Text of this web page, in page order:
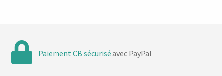
Paiement CB sécurisé avec PayPal